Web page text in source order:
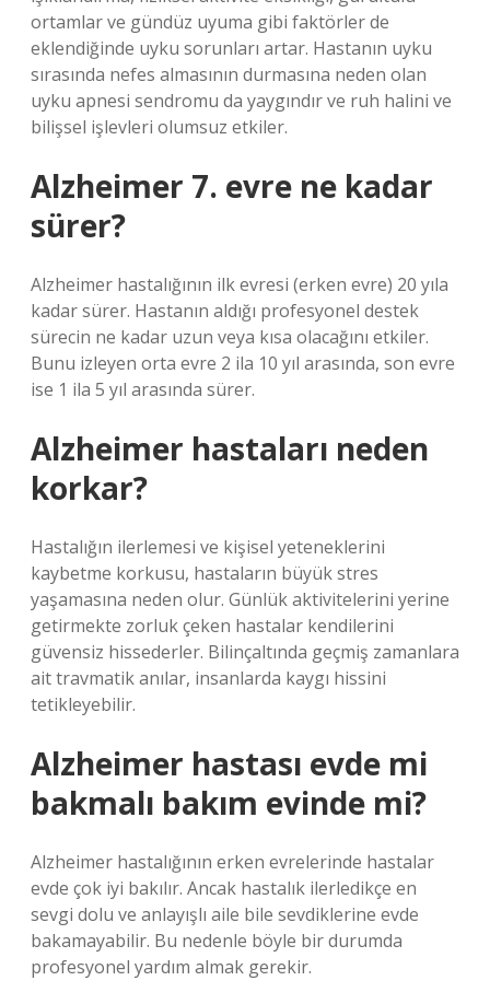
ortamlar ve gündüz uyuma gibi faktörler de
eklendiğinde uyku sorunları artar. Hastanın uyku
sırasında nefes almasının durmasına neden olan
uyku apnesi sendromu da yaygındır ve ruh halini ve
bilişsel işlevleri olumsuz etkiler.
Alzheimer 7. evre ne kadar
sürer?
Alzheimer hastalığının ilk evresi (erken evre) 20 yıla
kadar sürer. Hastanın aldığı profesyonel destek
sürecin ne kadar uzun veya kısa olacağını etkiler.
Bunu izleyen orta evre 2 ila 10 yıl arasında, son evre
ise 1 ila 5 yıl arasında sürer.
Alzheimer hastaları neden
korkar?
Hastalığın ilerlemesi ve kişisel yeteneklerini
kaybetme korkusu, hastaların büyük stres
yaşamasına neden olur. Günlük aktivitelerini yerine
getirmekte zorluk çeken hastalar kendilerini
güvensiz hissederler. Bilinçaltında geçmiş zamanlara
ait travmatik anılar, insanlarda kaygı hissini
tetikleyebilir.
Alzheimer hastası evde mi
bakmalı bakım evinde mi?
Alzheimer hastalığının erken evrelerinde hastalar
evde çok iyi bakılır. Ancak hastalık ilerledikçe en
sevgi dolu ve anlayışlı aile bile sevdiklerine evde
bakamayabilir. Bu nedenle böyle bir durumda
profesyonel yardım almak gerekir.